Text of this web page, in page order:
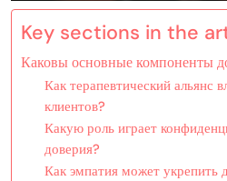
Key sections in the
Каковы основные компоненты
Как терапевтический альянс
клиентов?
Какую роль играет
доверия?
Как эмпатия может укрепить